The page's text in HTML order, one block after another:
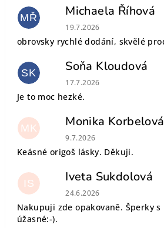
MŘ Michaela Říhová
Hodnocení obchodu je
19.7.2026
obrovsky rychlé dodání, skvělé
SK Soňa Kloudová
Hodnocení obchodu je
17.7.2026
Je to moc hezké.
MK Monika Korbelová
Hodnocení obchodu je
9.7.2026
Keásné origoš lásky. Děkuji.
IS Iveta Sukdolová
Hodnocení obchodu je
24.6.2026
Nakupuji zde opakovaně. Šperky
úžasné:-).